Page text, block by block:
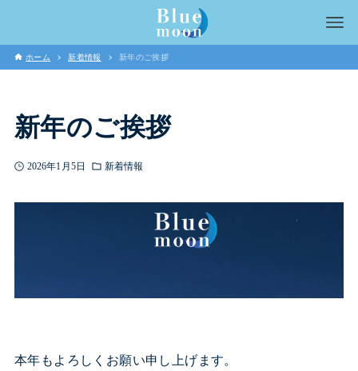
ホーム 新着情報 新年のご挨拶
新年のご挨拶
2026年1月5日 新着情報
本年もよろしくお願い申し上げます。